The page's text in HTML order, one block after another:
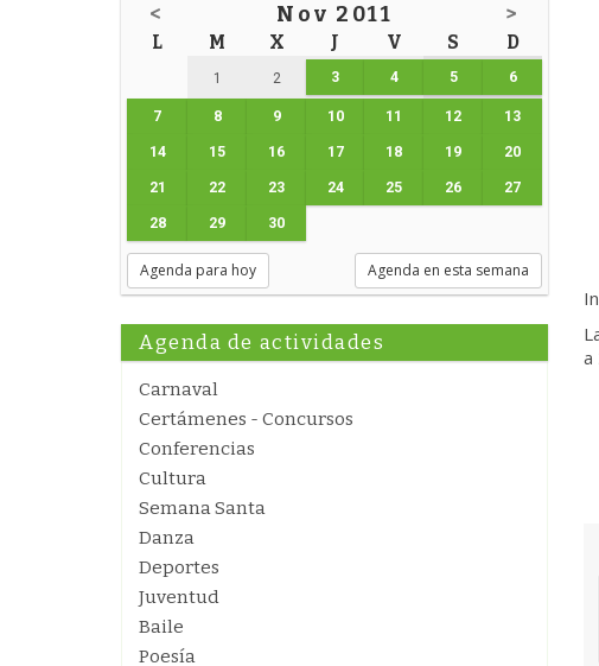
< Nov 2011 >
L M X J V S D
1 2 3 4 5 6
7 8 9 10 11 12 13
14 15 16 17 18 19 20
21 22 23 24 25 26 27
28 29 30
Agenda para hoy Agenda en esta semana
Agenda de actividades
Carnaval
Certámenes - Concursos
Conferencias
Cultura
Semana Santa
Danza
Deportes
Juventud
Baile
Poesía
a